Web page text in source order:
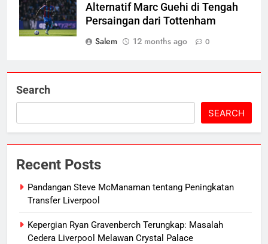
Alternatif Marc Guehi di Tengah
Persaingan dari Tottenham
Salem
12 months ago 0
Search
SEARCH
Recent Posts
Pandangan Steve McManaman tentang Peningkatan
Transfer Liverpool
Kepergian Ryan Gravenberch Terungkap: Masalah
Cedera Liverpool Melawan Crystal Palace